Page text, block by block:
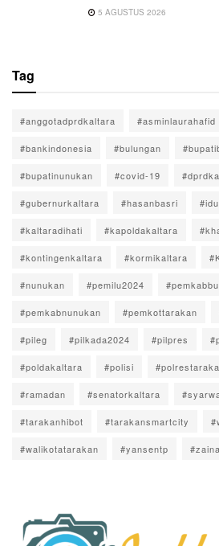
5 AGUSTUS 2026
Tag
#anggotadprdkaltara #asminlaurahafid
#bankindonesia #bulungan
#bupatinunukan #covid-19
#gubernurkaltara #hasanbasri
#kaltaradihati #kapoldakaltara
#kontingenkaltara #kormikaltara
#nunukan #pemilu2024
#pemkabnunukan #pemkottarakan
#pileg #pilkada2024 #pilpres
#poldakaltara #polisi
#ramadan #senatorkaltara
#tarakanhibot #tarakansmartcity
#walikotatarakan #yansentp